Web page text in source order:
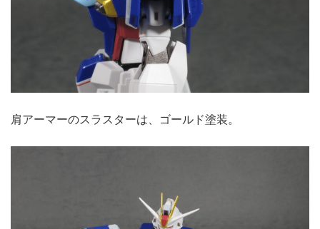
肩アーマーのスラスターは、ゴールド塗装。